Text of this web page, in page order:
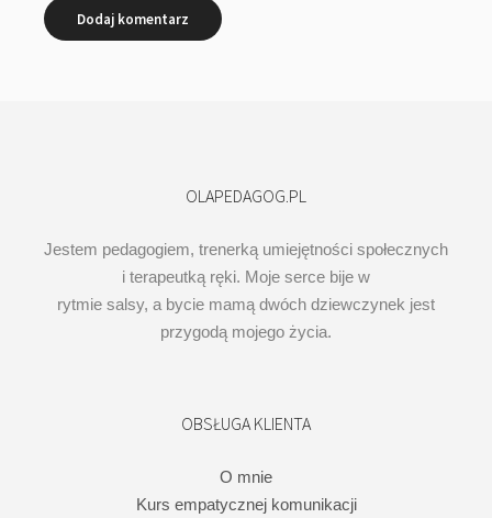
OLAPEDAGOG.PL
Jestem pedagogiem, trenerką umiejętności społecznych
i terapeutką ręki. Moje serce bije w
rytmie salsy, a bycie mamą dwóch dziewczynek jest
przygodą mojego życia.
OBSŁUGA KLIENTA
O mnie
Kurs empatycznej komunikacji